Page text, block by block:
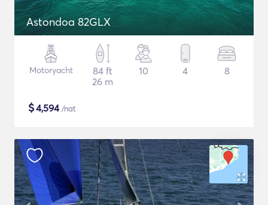
Astondoa 82GLX
Motoryacht
84 ft
26 m
10 4 8
$4,594/nat